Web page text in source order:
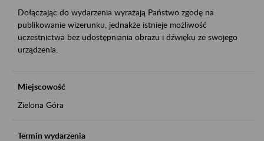
Dołączając do wydarzenia wyrażają Państwo zgodę na
publikowanie wizerunku, jednakże istnieje możliwość
uczestnictwa bez udostępniania obrazu i dźwięku ze swojego
urządzenia.
Miejscowość
Zielona Góra
Termin wydarzenia